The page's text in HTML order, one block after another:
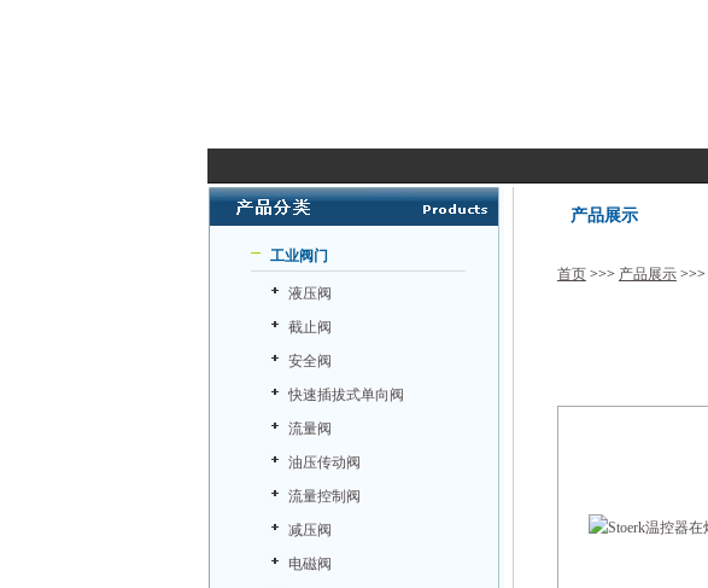
工业阀门
液压阀
截止阀
安全阀
快速插拔式单向阀
流量阀
油压传动阀
流量控制阀
减压阀
电磁阀
产品展示
首页>>> 产品展示>>>